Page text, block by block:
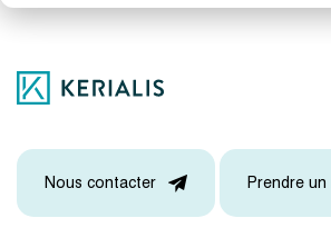
Nous contacter Prendre